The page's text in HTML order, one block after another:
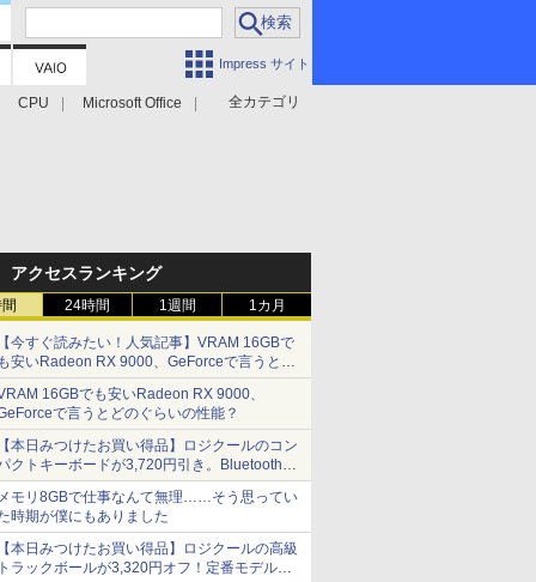
Impress サイト
全カテゴリ
CPU Microsoft Office
アクセスランキング
24時間 1週間 1カ月
今すぐ読みたい！人気記事】VRAM 16GBで
安いRadeon RX 9000、GeForceで言うとど
ぐらいの性能？ - PC Watch
16GBでも安いRadeon RX 9000、
で言うとどのぐらいの性能？
本日みつけたお買い得品】ロジクールのコン
クトキーボードが3,720円引き。Bluetoothで3
接続対応
モリ8GBで仕事なんて無理……そう思ってい
時期が僕にもありました
本日みつけたお買い得品】ロジクールの高級
ラックボールが3,320円オフ！定番モデルも